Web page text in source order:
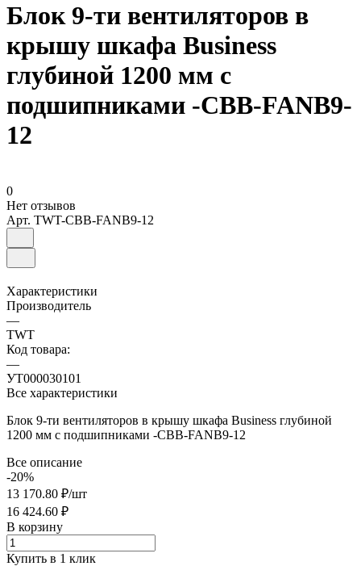
Блок 9-ти вентиляторов в
крышу шкафа Business
глубиной 1200 мм с
подшипниками -CBB-FANB9-
12
0
Нет отзывов
Арт. TWT-CBB-FANB9-12
Характеристики
Производитель
—
TWT
Код товара:
—
УТ000030101
Все характеристики
Блок 9-ти вентиляторов в крышу шкафа Business глубиной
1200 мм с подшипниками -CBB-FANB9-12
Все описание
-20%
13 170.80 ₽/шт
16 424.60 ₽
В корзину
Купить в 1 клик